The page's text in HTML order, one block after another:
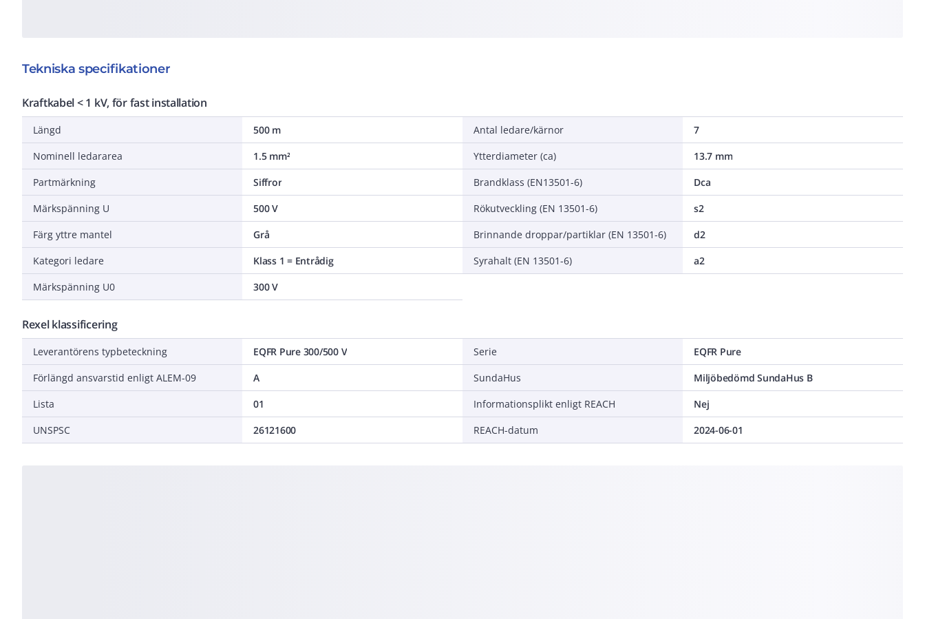
Tekniska specifikationer
Kraftkabel < 1 kV, för fast installation
Längd
500 m
Nominell ledararea
1.5 mm²
Partmärkning
Siffror
Märkspänning U
500 V
Färg yttre mantel
Grå
Kategori ledare
Klass 1 = Entrådig
Märkspänning U0
300 V
Antal ledare/kärnor
7
Ytterdiameter (ca)
13.7 mm
Brandklass (EN13501-6)
Dca
Rökutveckling (EN 13501-6)
s2
Brinnande droppar/partiklar (EN 13501-6)
d2
Syrahalt (EN 13501-6)
a2
Rexel klassificering
Leverantörens typbeteckning
EQFR Pure 300/500 V
Förlängd ansvarstid enligt ALEM-09
A
Lista
01
UNSPSC
26121600
Serie
EQFR Pure
SundaHus
Miljöbedömd SundaHus B
Informationsplikt enligt REACH
Nej
REACH-datum
2024-06-01